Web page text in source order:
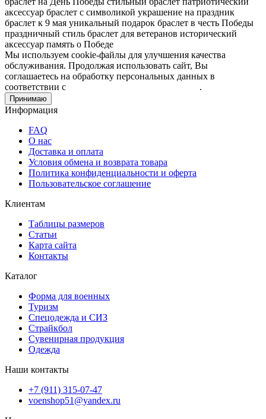
аксессуар браслет с символикой украшение на праздник
браслет к 9 мая уникальный подарок браслет в честь Победы
праздничный стиль браслет для ветеранов исторический
аксессуар память о Победе
Мы используем cookie-файлы для улучшения качества
обслуживания. Продолжая использовать сайт, Вы
соглашаетесь на обработку персональных данных в
соответствии с
.
Принимаю
Информация
FAQ
О нас
Доставка и оплата
Условия обмена и возврата товара
Политика конфиденциальности и оферта
Пользовательское соглашение
Клиентам
Таблицы размеров
Статьи
Карта сайта
Контакты
Каталог
Форма для военных
Туризм
Спецодежда и СИЗ
Страйкбол
Сувенирная продукция
Одежда
Наши контакты
+7 (911) 315-07-47
voenshop51@yandex.ru